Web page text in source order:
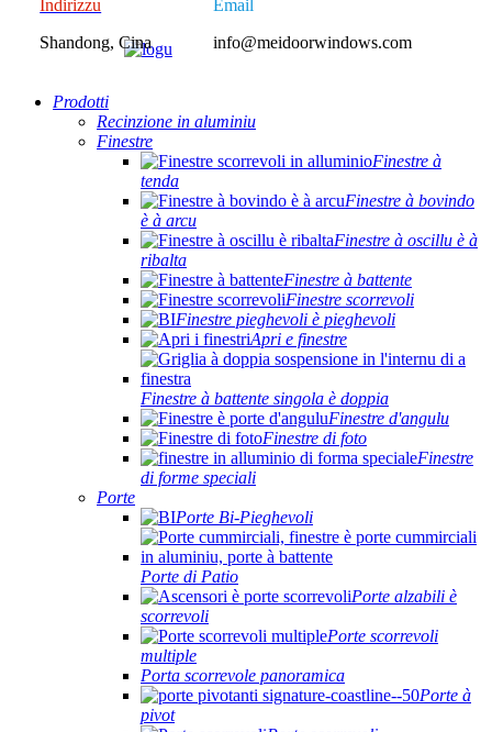
Indirizzu
Shandong, Cina
Email
info@meidoorwindows.com
Prodotti
Recinzione in aluminiu
Finestre
Finestre à
tenda
Finestre à bovindo
è à arcu
Finestre à oscillu è à
ribalta
Finestre à battente
Finestre scorrevoli
Finestre pieghevoli è pieghevoli
Apri e finestre
Finestre à battente singola è doppia
Finestre d'angulu
Finestre di foto
Finestre
di forme speciali
Porte
Porte Bi-Pieghevoli
Porte di Patio
Porte alzabili è
scorrevoli
Porte scorrevoli
multiple
Porta scorrevole panoramica
Porte à
pivot